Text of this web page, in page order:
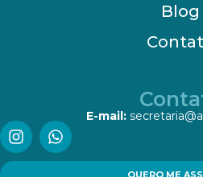
Blog
E-mail: